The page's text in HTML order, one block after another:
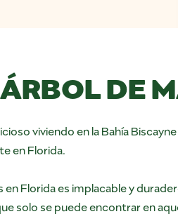
DE
viviendo en la Bahía
en Florida.
en Florida es implacable y
solo se puede encontrar en